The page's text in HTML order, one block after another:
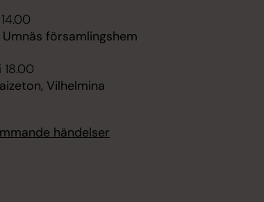
församlingshem
18.00
Vilhelmina
händelser